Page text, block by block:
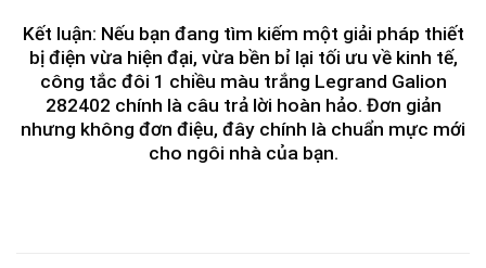
Kết luận: Nếu bạn đang tìm kiếm một giải pháp thiết
bị điện vừa hiện đại, vừa bền bỉ lại tối ưu về kinh tế,
công tắc đôi 1 chiều màu trắng Legrand Galion
282402 chính là câu trả lời hoàn hảo. Đơn giản
nhưng không đơn điệu, đây chính là chuẩn mực mới
cho ngôi nhà của bạn.